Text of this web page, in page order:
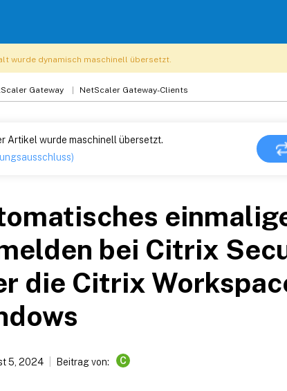
wurde dynamisch maschinell übersetzt.
Gateway NetScaler Gateway-Clients
Artikel wurde maschinell übersetzt.
bei Citrix
die Citrix
5, 2024 Beitrag von: C